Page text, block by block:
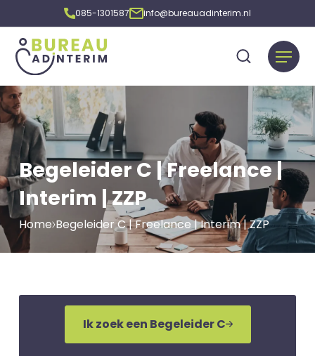
085-1301587 info@bureauadinterim.nl
Begeleider C | Freelance |
Interim | ZZP
Home Begeleider C | Freelance | Interim | ZZP
Ik zoek een Begeleider C